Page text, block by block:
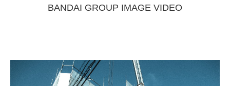
BANDAI GROUP IMAGE VIDEO